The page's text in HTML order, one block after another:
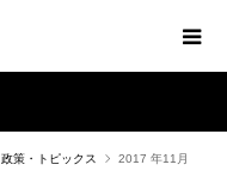
政策・トピックス
2017 年11月